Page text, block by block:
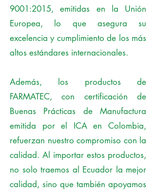
9001:2015, emitidas en la Unión
Europea, lo que asegura su
excelencia y cumplimiento de los más
altos estándares internacionales.
Además, los productos de
FARMATEC, con certificación de
Buenas Prácticas de Manufactura
emitida por el ICA en Colombia,
refuerzan nuestro compromiso con la
calidad. Al importar estos productos,
no solo traemos al Ecuador la mejor
calidad, sino que también apoyamos